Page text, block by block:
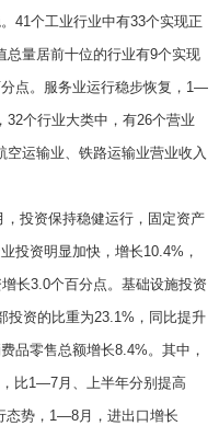
41个工业行业中有33个实现正
总量居前十位的行业有9个实现
点。服务业运行稳步恢复，1—
个行业大类中，有26个营业
运输业、铁路运输业营业收入
投资保持稳健运行，固定资产
投资明显加快，增长10.4%，
长3.0个百分点。基础设施投资
资的比重为23.1%，同比提升
品零售总额增长8.4%。其中，
比1—7月、上半年分别提高
态势，1—8月，进出口增长